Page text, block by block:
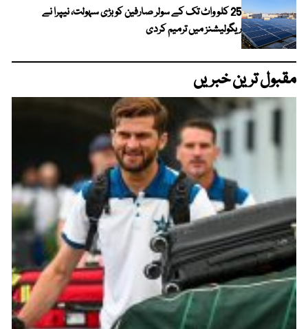
25 کلو واٹ تک کے سولر صارفین کو بڑی سہولت، نیپرا نے
ریگولیشنز میں ترمیم کردی
مقبول ترین خبریں